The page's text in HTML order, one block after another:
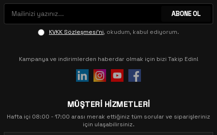
ABONE OL
KVKK Sözleşmesi'ni, okudum, kabul ediyorum.
Kampanya ve indirimlerden haberdar olmak için bizi Takip Edin!
MÜŞTERİ HİZMETLERİ
Hafta içi 08:00 - 17:00 arası merak ettiğiniz tüm sorular ve siparişleriniz
için ulaşabilirsiniz.